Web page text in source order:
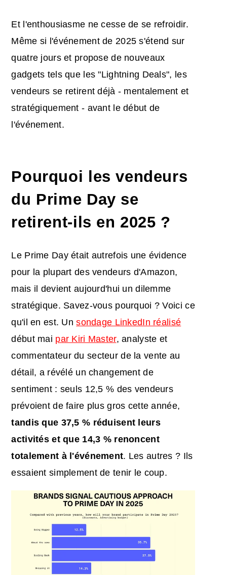
Et l'enthousiasme ne cesse de se refroidir.
Même si l'événement de 2025 s'étend sur
quatre jours et propose de nouveaux
gadgets tels que les "Lightning Deals", les
vendeurs se retirent déjà - mentalement et
stratégiquement - avant le début de
l'événement.
Pourquoi les vendeurs
du Prime Day se
retirent-ils en 2025 ?
Le Prime Day était autrefois une évidence
pour la plupart des vendeurs d'Amazon,
mais il devient aujourd'hui un dilemme
stratégique. Savez-vous pourquoi ? Voici ce
qu'il en est. Unsondage LinkedIn réalisé
début mai par Kiri Master, analyste et
commentateur du secteur de la vente au
détail, a révélé un changement de
sentiment : seuls 12,5 % des vendeurs
prévoient de faire plus gros cette année,
tandis que 37,5 % réduisent leurs
activités et que 14,3 % renoncent
totalement à l'événement. Les autres ? Ils
essaient simplement de tenir le coup.